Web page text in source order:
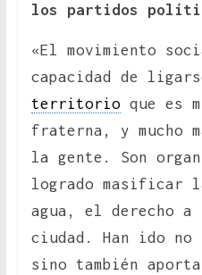
los partidos
«El movimiento
capacidad de
territorioque es
fraterna, y mucho
la gente. Son
logrado masificar
agua, el derecho
ciudad. Han ido no
sino también